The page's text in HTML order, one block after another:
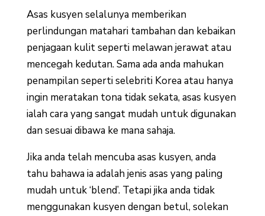
Asas kusyen selalunya memberikan
perlindungan matahari tambahan dan kebaikan
penjagaan kulit seperti melawan jerawat atau
mencegah kedutan. Sama ada anda mahukan
penampilan seperti selebriti Korea atau hanya
ingin meratakan tona tidak sekata, asas kusyen
ialah cara yang sangat mudah untuk digunakan
dan sesuai dibawa ke mana sahaja.
Jika anda telah mencuba asas kusyen, anda
tahu bahawa ia adalah jenis asas yang paling
mudah untuk ‘blend’. Tetapi jika anda tidak
menggunakan kusyen dengan betul, solekan